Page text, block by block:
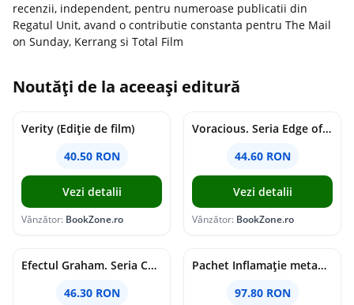
recenzii, independent, pentru numeroase publicatii din
Regatul Unit, avand o contributie constanta pentru The Mail
on Sunday, Kerrang si Total Film
Noutăți de la aceeași editură
Verity (Ediție de film)
40.50 RON
Vezi detalii
Vânzător: BookZone.ro
Voracious. Seria Edge of Darkness Vol.2
44.60 RON
Vezi detalii
Vânzător: BookZone.ro
Efectul Graham. Seria Campus Diaries Vol.1
46.30 RON
Pachet Inflamație metabolism și creier
97.80 RON